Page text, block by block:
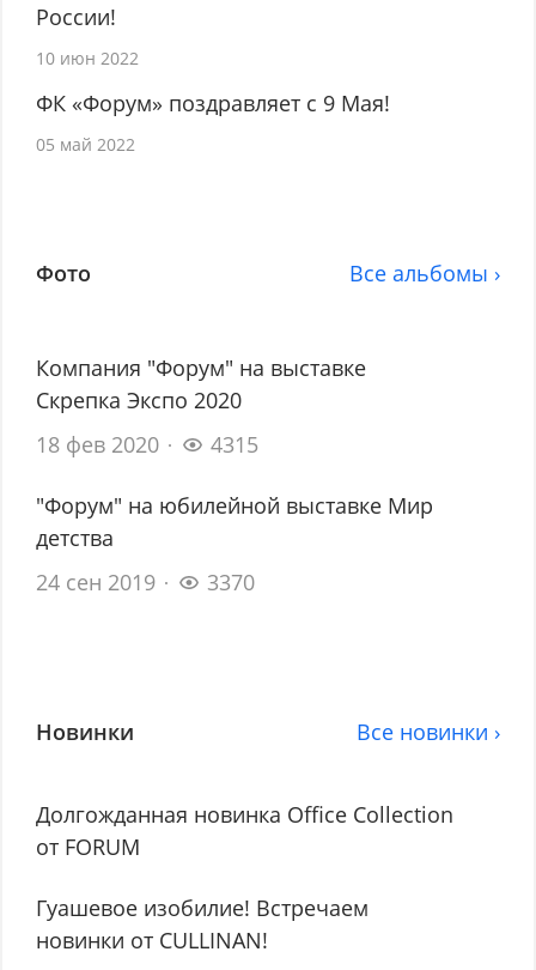
России!
10 июн 2022
ФК «Форум» поздравляет с 9 Мая!
05 май 2022
Фото Все альбомы ›
Компания "Форум" на выставке
Скрепка Экспо 2020
18 фев 2020
4315
"Форум" на юбилейной выставке Мир
детства
24 сен 2019
3370
Новинки Все новинки ›
Долгожданная новинка Office Collection
от FORUM
Гуашевое изобилие! Встречаем
новинки от CULLINAN!